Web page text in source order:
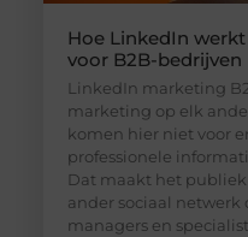
Hoe LinkedIn
voor B2B-bedrijven
LinkedIn marketing
marketing op elk
komen hier niet voor
professionele
Dat maakt het
ander sociaal netwerk
managers en